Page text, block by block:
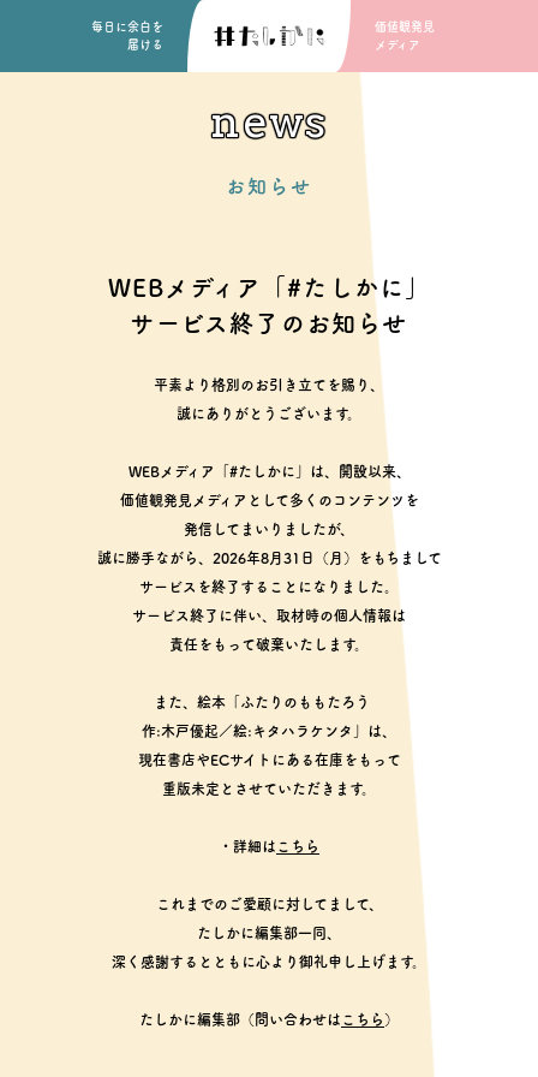
毎日に余白を
届ける
価値観発見
メディア
news
お知らせ
WEBメディア「#たしかに」
サービス終了のお知らせ
平素より格別のお引き立てを賜り、
誠にありがとうございます。
WEBメディア「#たしかに」は、開設以来、
価値観発見メディアとして多くのコンテンツを
発信してまいりましたが、
誠に勝手ながら、2026年8月31日（月）をもちまして
サービスを終了することになりました。
サービス終了に伴い、取材時の個人情報は
責任をもって破棄いたします。
また、絵本「ふたりのももたろう
作:木戸優起／絵:キタハラケンタ」は、
現在書店やECサイトにある在庫をもって
重版未定とさせていただきます。
・詳細は こちら
これまでのご愛顧に対してまして、
たしかに編集部一同、
深く感謝するとともに心より御礼申し上げます。
たしかに編集部（問い合わせは こちら ）